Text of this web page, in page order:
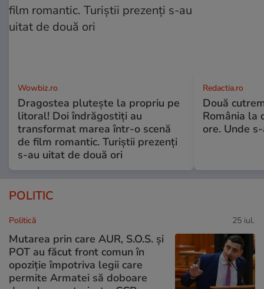
Wowbiz.ro
Dragostea plutește la propriu pe
litoral! Doi îndrăgostiți au
transformat marea într-o scenă
de film romantic. Turiștii prezenți
s-au uitat de două ori
Redactia.ro
Două
România la
ore. Unde
POLITIC
Politică 25 iul.
Mutarea prin care AUR, S.O.S. și
POT au făcut front comun în
opoziție împotriva legii care
permite Armatei să doboare